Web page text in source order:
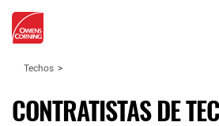
Techos
CONTRATISTAS DE